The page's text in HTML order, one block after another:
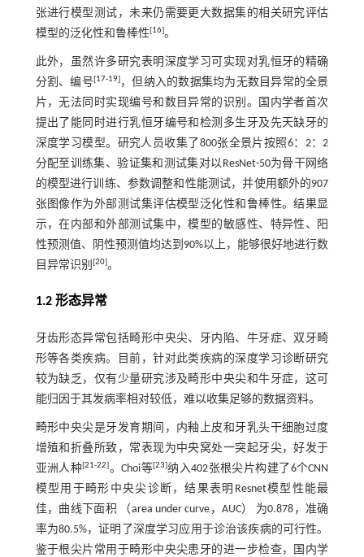
张进行模型测试，未来仍需要更大数据集的相关研究评估
模型的泛化性和鲁棒性[16]。
此外，虽然许多研究表明深度学习可实现对乳恒牙的精确
分割、编号[17-19]，但纳入的数据集均为无数目异常的全景
片，无法同时实现编号和数目异常的识别。国内学者首次
提出了能同时进行乳恒牙编号和检测多生牙及先天缺牙的
深度学习模型。研究人员收集了800张全景片按照6：2：2
分配至训练集、验证集和测试集对以ResNet-50为骨干网络
的模型进行训练、参数调整和性能测试，并使用额外的907
张图像作为外部测试集评估模型泛化性和鲁棒性。结果显
示，在内部和外部测试集中，模型的敏感性、特异性、阳
性预测值、阴性预测值均达到90%以上，能够很好地进行数
目异常识别 [20]。
1.2 形态异常
牙齿形态异常包括畸形中央尖、牙内陷、牛牙症、双牙畸
形等各类疾病。目前，针对此类疾病的深度学习诊断研究
较为缺乏，仅有少量研究涉及畸形中央尖和牛牙症，这可
能归因于其发病率相对较低，难以收集足够的数据资料。
畸形中央尖是牙发育期间，内釉上皮和牙乳头干细胞过度
增殖和折叠所致，常表现为中央窝处一突起牙尖，好发于
亚洲人种[21-22]。Choi等[23]纳入402张根尖片构建了6个CNN
模型用于畸形中央尖诊断，结果表明Resnet模型性能最
佳，曲线下面积 （area under curve，AUC） 为0.878，准确
率为80.5%，证明了深度学习应用于诊治该疾病的可行性。
鉴于根尖片常用于畸形中央尖患牙的进一步检查，国内学